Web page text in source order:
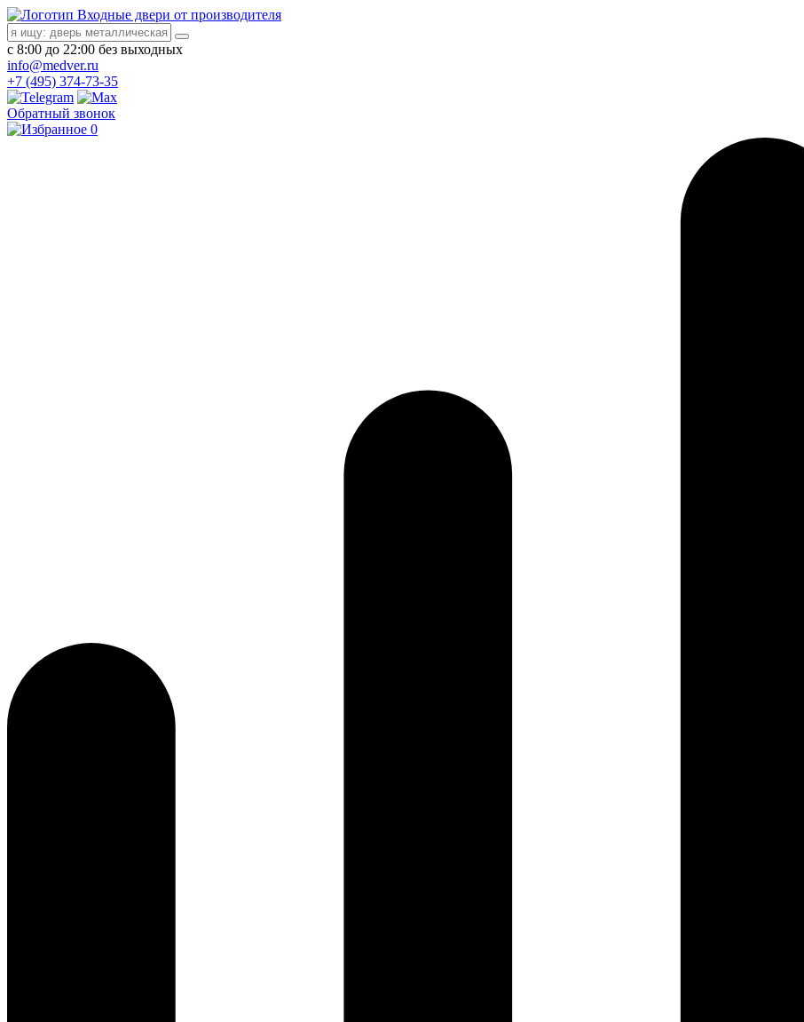
Входные двери от производителя
с 8:00 до 22:00 без выходных
info@medver.ru
+7 (495) 374-73-35
Обратный звонок
0